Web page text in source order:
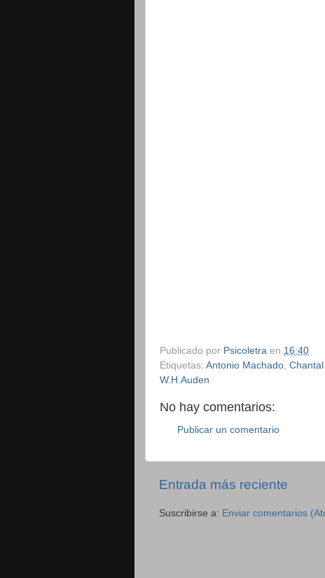
Publicado por Psicoletra en 16:40
Etiquetas: Antonio Machado
W.H.Auden
No hay comentarios:
Publicar un comentario
Entrada más reciente
Suscribirse a: Enviar comentarios